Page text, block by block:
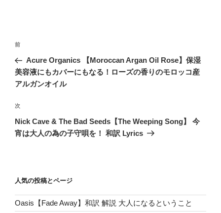
投
ナ
ビ
ー
シ
ョ
前
の
投
稿
前
Acure Organics 【Moroccan Argan Oil Rose】保湿
美容液にもカバーにもなる！ローズの香りのモロッコ産
アルガンオイル
次
の
投
次
Nick Cave & The Bad Seeds【The Weeping Song】 今
宵は大人の為の子守唄を！ 和訳 Lyrics
人気の投稿とページ
Oasis【Fade Away】和訳 解説 大人になるということ